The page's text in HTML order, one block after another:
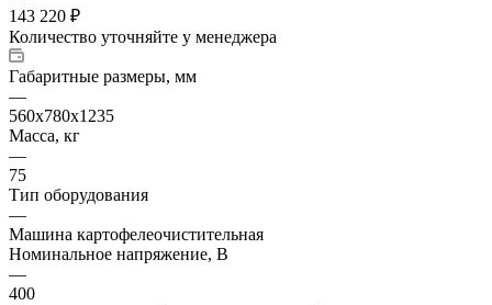
143 220 ₽
Количество уточняйте у менеджера
Габаритные размеры, мм
—
560х780х1235
Масса, кг
—
75
Тип оборудования
—
Машина картофелеочистительная
Номинальное напряжение, В
—
400